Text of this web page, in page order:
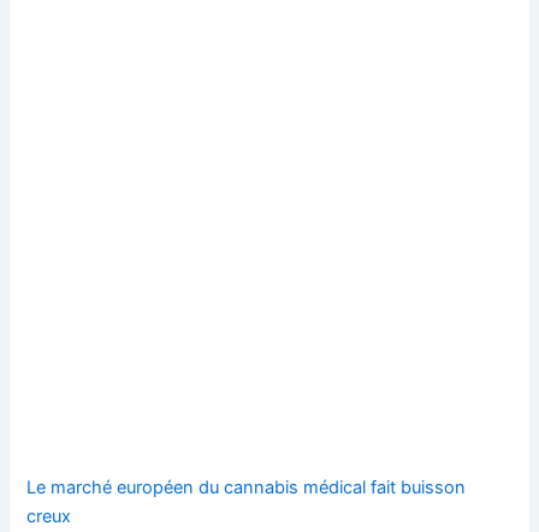
Le marché européen du cannabis médical fait buisson
creux